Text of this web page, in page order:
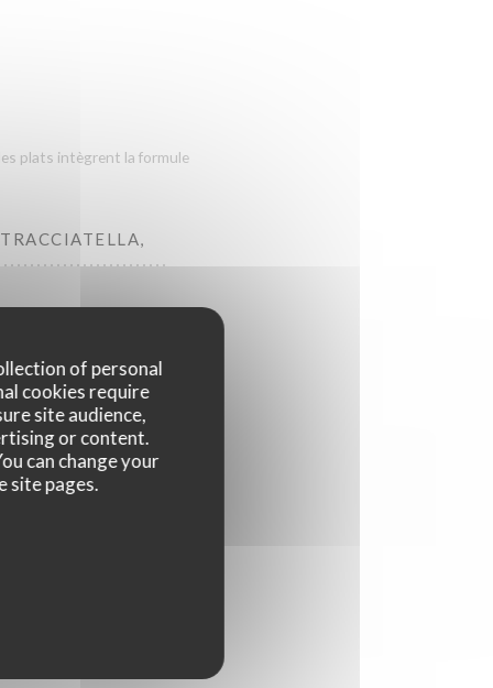
of personal
cookies require
site audience,
or content.
can change your
site pages.
plats intègrent la formule
RIZ